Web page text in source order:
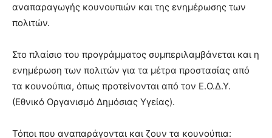
αναπαραγωγής κουνουπιών και της ενημέρωσης των
πολιτών.
Στο πλαίσιο του προγράμματος συμπεριλαμβάνεται και η
ενημέρωση των πολιτών για τα μέτρα προστασίας από
τα κουνούπια, όπως προτείνονται από τον Ε.Ο.Δ.Υ.
(Εθνικό Οργανισμό Δημόσιας Υγείας).
Τόποι που αναπαράγονται και ζουν τα κουνούπια: